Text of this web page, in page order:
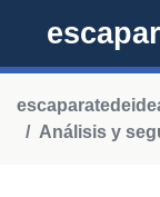
Análisis y